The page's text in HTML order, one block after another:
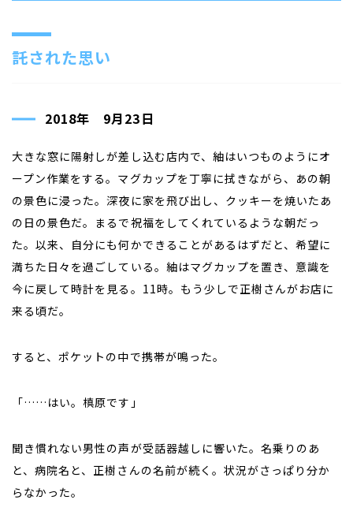
託された思い
2018年 9月23日
大きな窓に陽射しが差し込む店内で、紬はいつものようにオ
ープン作業をする。マグカップを丁寧に拭きながら、あの朝
の景色に浸った。深夜に家を飛び出し、クッキーを焼いたあ
の日の景色だ。まるで祝福をしてくれているような朝だっ
た。以来、自分にも何かできることがあるはずだと、希望に
満ちた日々を過ごしている。紬はマグカップを置き、意識を
今に戻して時計を見る。11時。もう少しで正樹さんがお店に
来る頃だ。
すると、ポケットの中で携帯が鳴った。
「……はい。槙原です」
聞き慣れない男性の声が受話器越しに響いた。名乗りのあ
と、病院名と、正樹さんの名前が続く。状況がさっぱり分か
らなかった。